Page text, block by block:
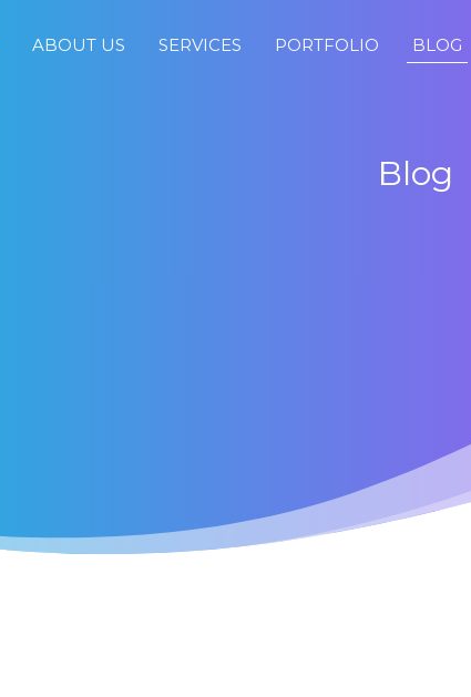
ABOUT US SERVICES PORTFOLIO BLOG
Blog